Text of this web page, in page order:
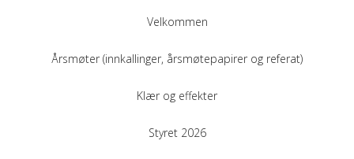
Velkommen
Årsmøter (innkallinger, årsmøtepapirer og referat)
Klær og effekter
Styret 2026